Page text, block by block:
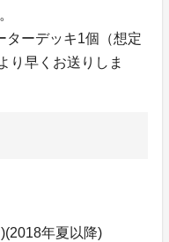
ターデッキ1個（想定
り早くお送りしま
年夏以降)